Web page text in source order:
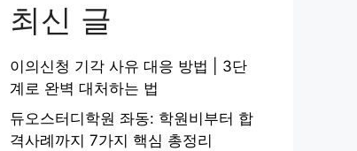
최신 글
이의신청 기각 사유 대응 방법 | 3단
계로 완벽 대처하는 법
듀오스터디학원 좌동: 학원비부터 합
격사례까지 7가지 핵심 총정리